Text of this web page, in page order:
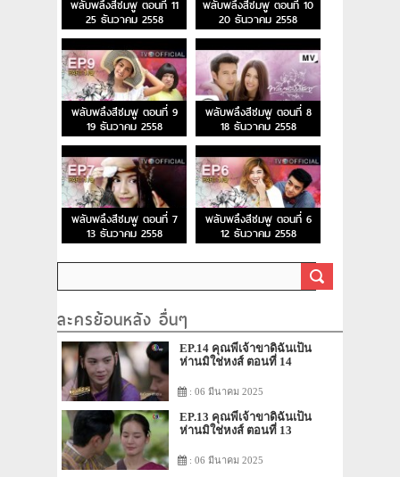
พลับพลึงสีชมพู ตอนที่ 11
25 ธันวาคม 2558
พลับพลึงสีชมพู ตอนที่ 10
20 ธันวาคม 2558
พลับพลึงสีชมพู ตอนที่ 9
19 ธันวาคม 2558
พลับพลึงสีชมพู ตอนที่ 8
18 ธันวาคม 2558
พลับพลึงสีชมพู ตอนที่ 7
13 ธันวาคม 2558
พลับพลึงสีชมพู ตอนที่ 6
12 ธันวาคม 2558
ละครย้อนหลัง อื่นๆ
EP.14 คุณพี่เจ้าขาดิฉันเป็น
ห่านมิใช่หงส์ ตอนที่ 14
: 06 มีนาคม 2025
EP.13 คุณพี่เจ้าขาดิฉันเป็น
ห่านมิใช่หงส์ ตอนที่ 13
: 06 มีนาคม 2025